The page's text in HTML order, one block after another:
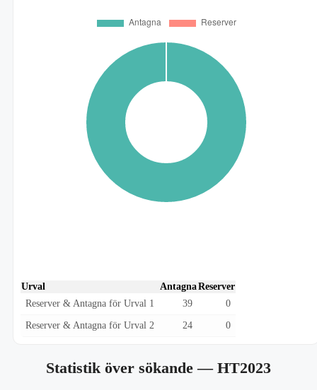
Urval AntagnaReserver
Reserver & Antagna för Urval 1
39 0
Reserver & Antagna för Urval 2 24 0
Statistik över sökande— HT2023